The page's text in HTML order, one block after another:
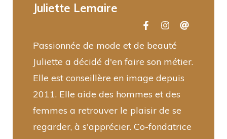
Juliette Lemaire
Passionnée de mode et de beauté
Juliette a décidé d'en faire son métier.
Elle est conseillère en image depuis
2011. Elle aide des hommes et des
femmes a retrouver le plaisir de se
regarder, à s'apprécier. Co-fondatrice